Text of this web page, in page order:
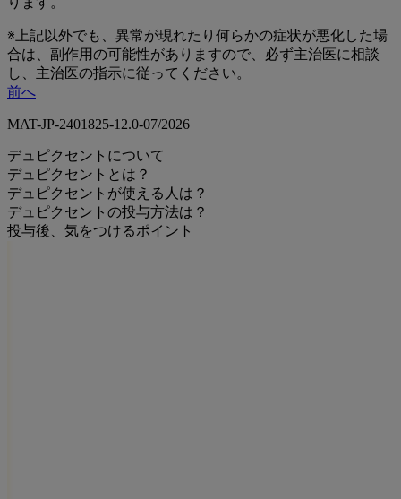
※上記以外でも、異常が現れたり何らかの症状が悪化した場
合は、副作用の可能性がありますので、必ず主治医に相談
し、主治医の指示に従ってください。
前へ
MAT-JP-2401825-12.0-07/2026
デュピクセントについて
デュピクセントとは？
デュピクセントが使える人は？
デュピクセントの投与方法は？
投与後、気をつけるポイント